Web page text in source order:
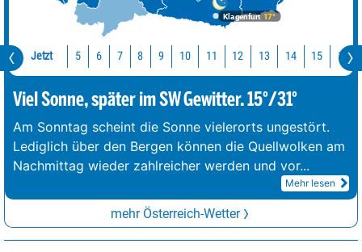
Klagenfurt 17°
Jetzt 5 6 7 8 9 10 11 12 13 14 15 16
Viel Sonne, später im SW Gewitter. 15°/31°
Am Sonntag scheint die Sonne vielerorts ungestört.
Lediglich über den Bergen können die Quellwolken am
Nachmittag wieder zahlreicher werden und vor...
Mehr lesen
mehr Österreich-Wetter